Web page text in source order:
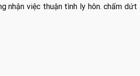
nhận việc thuận tình ly hôn. chấm dứt